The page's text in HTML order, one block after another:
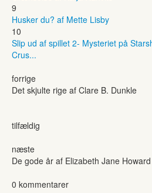
9
Husker du? af Mette Lisby
10
Slip ud af spillet 2- Mysteriet på
Crus...
forrige
Det skjulte rige af Clare B. Dunkle
tilfældig
næste
De gode år af Elizabeth Jane Howard
0 kommentarer